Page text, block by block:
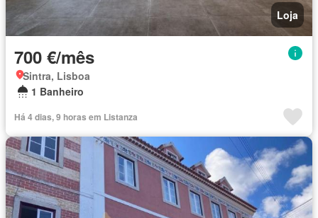
Loja
700 €/mês
Sintra, Lisboa
1 Banheiro
Há 4 dias, 9 horas em Listanza